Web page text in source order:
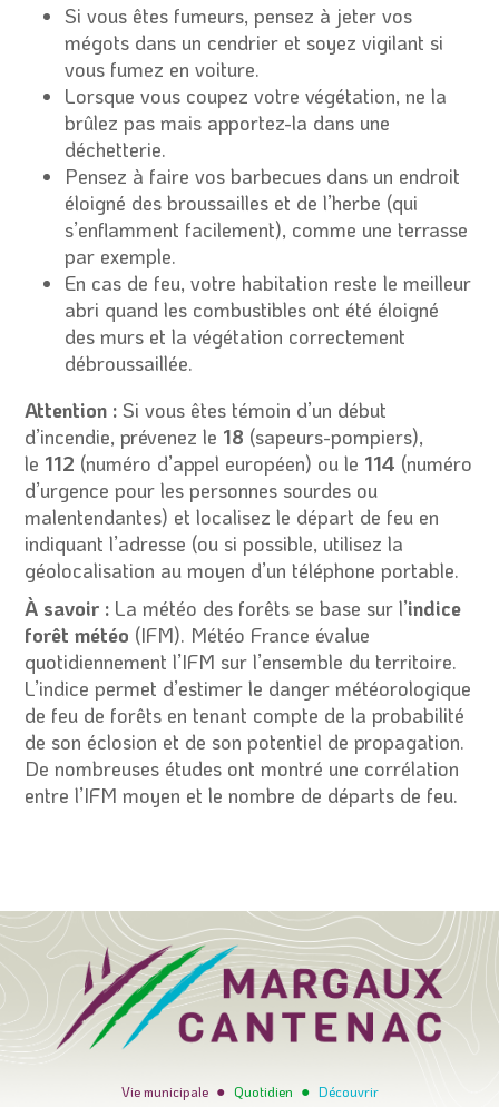
Si vous êtes fumeurs, pensez à jeter vos
mégots dans un cendrier et soyez vigilant si
vous fumez en voiture.
Lorsque vous coupez votre végétation, ne la
brûlez pas mais apportez-la dans une
déchetterie.
Pensez à faire vos barbecues dans un endroit
éloigné des broussailles et de l’herbe (qui
s’enflamment facilement), comme une terrasse
par exemple.
En cas de feu, votre habitation reste le meilleur
abri quand les combustibles ont été éloigné
des murs et la végétation correctement
débroussaillée.
Attention :Si vous êtes témoin d’un début
d’incendie, prévenez le 18 (sapeurs-pompiers),
le 112 (numéro d’appel européen) ou le 114 (numéro
d’urgence pour les personnes sourdes ou
malentendantes) et localisez le départ de feu en
indiquant l’adresse (ou si possible, utilisez la
géolocalisation au moyen d’un téléphone portable.
À savoir : La météo des forêts se base sur l’indice
forêt météo (IFM). Météo France évalue
quotidiennement l’IFM sur l’ensemble du territoire.
L’indice permet d’estimer le danger météorologique
de feu de forêts en tenant compte de la probabilité
de son éclosion et de son potentiel de propagation.
De nombreuses études ont montré une corrélation
entre l’IFM moyen et le nombre de départs de feu.
Vie municipale ● Quotidien ● Découvrir